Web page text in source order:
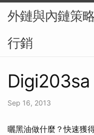
外鏈與內鏈策
行銷
Sep 16, 2013
曬黑油做什麼？快速獲